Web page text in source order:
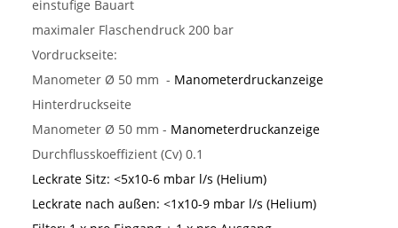
einstufige Bauart
maximaler Flaschendruck 200 bar
Vordruckseite:
Manometer Ø 50 mm - Manometerdruckanzeige
Hinterdruckseite
Manometer Ø 50 mm - Manometerdruckanzeige
Durchflusskoeffizient (Cv) 0.1
Leckrate Sitz: <5x10-6 mbar l/s (Helium)
Leckrate nach außen: <1x10-9 mbar l/s (Helium)